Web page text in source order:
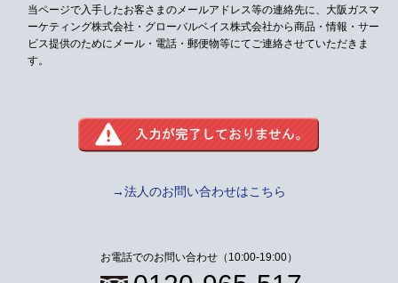
当ページで入手したお客さまのメールアドレス等の連絡先に、大阪ガスマ
ーケティング株式会社・グローバルベイス株式会社から商品・情報・サー
ビス提供のためにメール・電話・郵便物等にてご連絡させていただきま
す。
→法人のお問い合わせはこちら
お電話でのお問い合わせ（10:00-19:00）